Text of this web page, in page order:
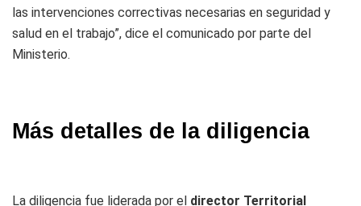
las intervenciones correctivas necesarias en seguridad y
salud en el trabajo”, dice el comunicado por parte del
Ministerio.
Más detalles de la diligencia
La diligencia fue liderada por el director Territorial